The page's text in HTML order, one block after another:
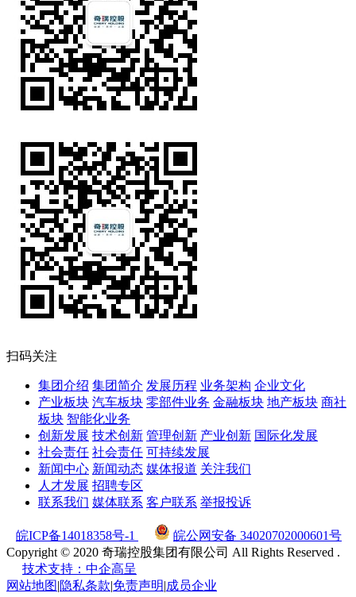
扫码关注
集团介绍 集团简介 发展历程 业务架构 企业文化
产业板块 汽车板块 零部件业务 金融板块 地产板块 商社
板块 智能化业务
创新发展 技术创新 管理创新 产业创新 国际化发展
社会责任 社会责任 可持续发展
新闻中心 新闻动态 媒体报道 关注我们
人才发展 招聘专区
联系我们 媒体联系 客户联系 举报投诉
皖ICP备14018358号-1
皖公网安备 34020702000601号
Copyright © 2020 奇瑞控股集团有限公司 All Rights Reserved .
技术支持：中企高呈
网站地图|隐私条款|免责声明|成员企业